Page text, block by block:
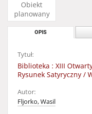
Obiekt
planowany
OPIS
Tytuł:
Biblioteka : XIII
Rysunek Satyryczny /
Autor:
Fljorko, Wasil